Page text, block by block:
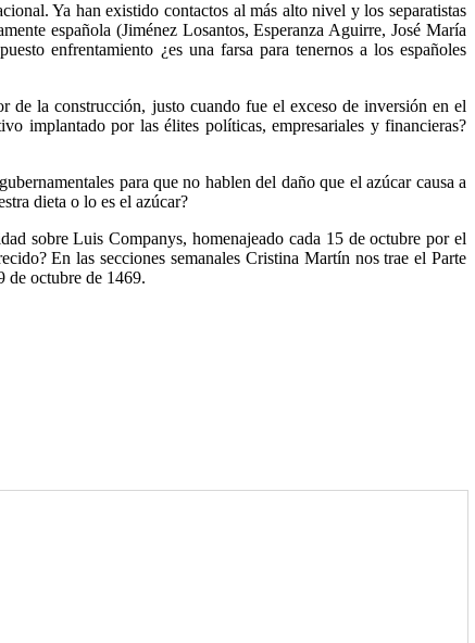
Ya han existido contactos al más alto nivel y los separatistas
española (Jiménez Losantos, Esperanza Aguirre, José María
enfrentamiento ¿es una farsa para tenernos a los españoles
de la construcción, justo cuando fue el exceso de inversión en el
implantado por las élites políticas, empresariales y financieras?
para que no hablen del daño que el azúcar causa a
dieta o lo es el azúcar?
sobre Luis Companys, homenajeado cada 15 de octubre por el
En las secciones semanales Cristina Martín nos trae el Parte
de octubre de 1469.